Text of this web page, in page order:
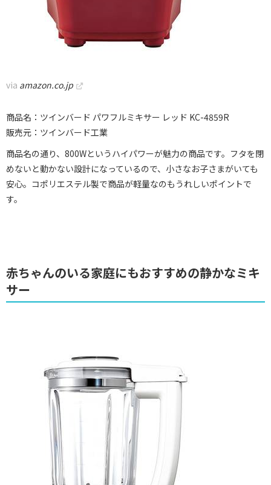
via amazon.co.jp
商品名：ツインバード パワフルミキサー レッド KC-4859R
販売元：ツインバード工業
商品名の通り、800Wというハイパワーが魅力の商品です。フタを閉
めないと動かない設計になっているので、小さなお子さまがいても
安心。コポリエステル製で商品が軽量なのもうれしいポイントで
す。
赤ちゃんのいる家庭にもおすすめの静かなミキ
サー